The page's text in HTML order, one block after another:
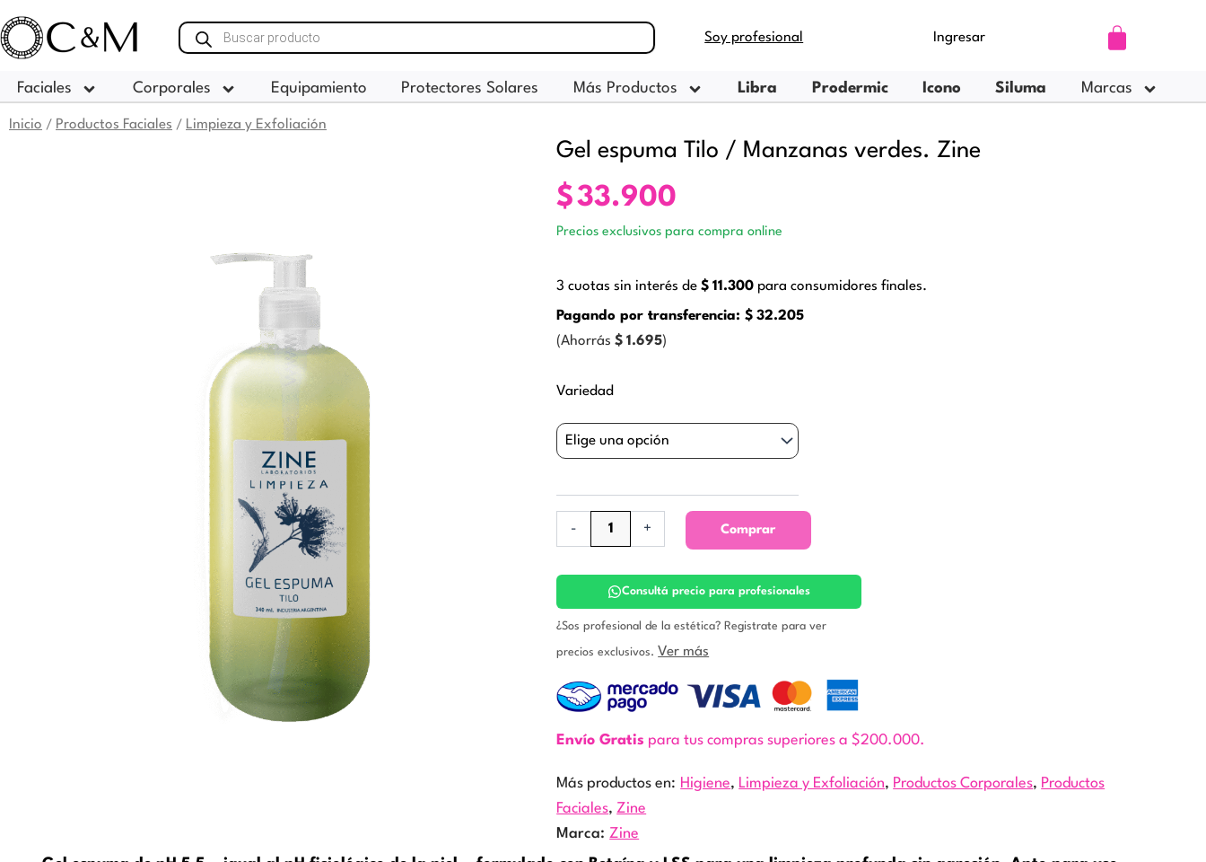
al
contenido
Búsqueda
de
Soy profesional Ingresar Carrito
Faciales Corporales Equipamiento Protectores Solares Más Productos Libra Prodermic Icono Siluma Marcas
Inicio / Productos Faciales / Limpieza y Exfoliación
Gel espuma Tilo / Manzanas verdes. Zine
$33.900
Precios exclusivos para compra online
3 cuotas sin interés de$ 11.300 para consumidores finales.
Pagando por transferencia:$ 32.205
(Ahorrás$ 1.695)
Variedad
-
espuma
/
Manzanas
+
Comprar
Consultá precio para profesionales
¿Sos profesional de la estética? Registrate para ver
precios exclusivos. Ver más
Envío Gratis para tus compras superiores a $200.000.
Más productos en: Higiene, Limpieza y Exfoliación, Productos Corporales, Productos
Faciales,Zine
Marca:Zine